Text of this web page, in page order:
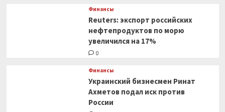
Финансы
Reuters: экспорт российских
нефтепродуктов по морю
увеличился на 17%
0
Финансы
Украинский бизнесмен Ринат
Ахметов подал иск против
России